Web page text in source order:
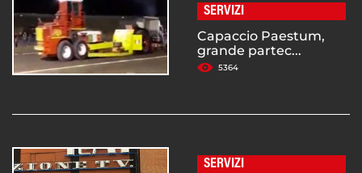
SERVIZI
Capaccio Paestum,
grande partec...
5364
SERVIZI